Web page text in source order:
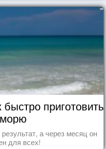
приготовить
а через месяц он
для всех!